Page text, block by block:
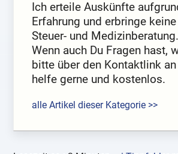
Ich erteile Auskünfte
Erfahrung und erbringe
Steuer- und Medizinberatung.
Wenn auch Du Fragen hast,
bitte über den Kontaktlink
helfe gerne und kostenlos.
alle Artikel dieser Kategorie >>